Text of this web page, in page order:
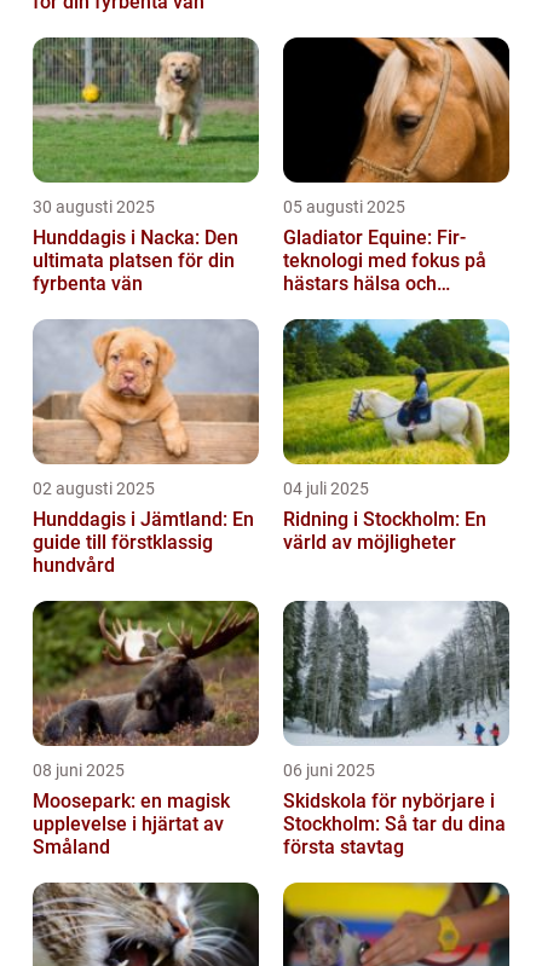
30 augusti 2025
Hunddagis i Nacka: Den
ultimata platsen för din
fyrbenta vän
05 augusti 2025
Gladiator Equine: Fir-
teknologi med fokus på
hästars hälsa och
02 augusti 2025
Hunddagis i Jämtland: En
guide till förstklassig
hundvård
04 juli 2025
Ridning i Stockholm: En
värld av möjligheter
08 juni 2025
Moosepark: en magisk
upplevelse i hjärtat av
Småland
06 juni 2025
Skidskola för nybörjare i
Stockholm: Så tar du dina
första stavtag